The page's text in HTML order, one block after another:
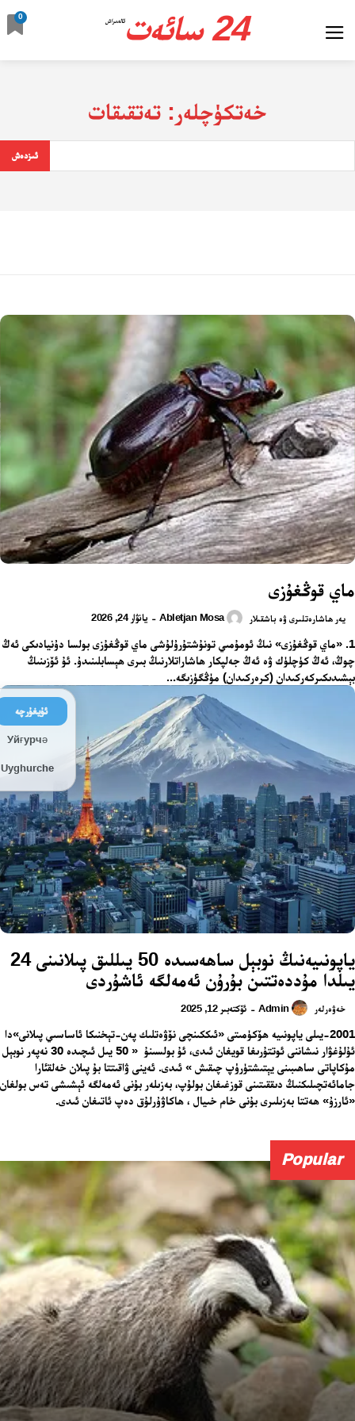
24 سائەت ئالدىراش
0
خەتكۈچلەر:تەتقىقات
ئىزدەش
ماي قوڭغۇزى
يەر ھاشارەتلىرى ۋە باشقىلار Abletjan Mosa
- يانۋار 24, 2026
1. «ماي قوڭغۇزى» نىڭ ئومۇمىي تونۇشتۇرۇلۇشى ماي قوڭغۇزى بولسا دۇنيادىكى ئەڭ
چوڭ، ئەڭ كۈچلۈك ۋە ئەڭ جەلپكار ھاشاراتلارنىڭ بىرى ھېسابلىنىدۇ. ئۇ ئۆزىنىڭ
بېشىدىكىركەركىدان (كرەركىدان) مۈڭگۈزىگە...
ياپونىيەنىڭ نوبېل ساھەسىدە 50 يىللىق پىلانىنى 24
يىلدا مۇددەتتىن بۇرۇن ئەمەلگە ئاشۇردى
خەۋەرلەر Admin
- ئۆكتەبىر 12, 2025
2001-يىلى ياپونىيە ھۆكۈمىتى «ئىككىنچى نۆۋەتلىك پەن-تېخنىكا ئاساسىي پىلانى»دا
ئۇلۇغۋار نىشاننى ئوتتۇرىغا قويغان ئىدى، ئۇ بولسىنۇ « 50 يىل ئىچىدە 30 نەپەر نوبېل
مۇكاپاتى ساھىبىنى يېتىشتۈرۈپ چىقىش » ئىدى. ئەينى ۋاقىتتا بۇ پىلان خەلقئارا
جامائەتچىلىكنىڭ دىققىتىنى قوزغىغان بولۇپ، بەزىلەر بۇنى ئەمەلگە ئېشىشى تەس بولغان
«ئارزۇ» ھەتتا بەزىلىرى بۇنى خام خىيال ، ھاكاۋۇرلۇق دەپ ئاتىغان ئىدى.
Popular
ئۇيغۇرچە
Уйғурчә
Uyghurche